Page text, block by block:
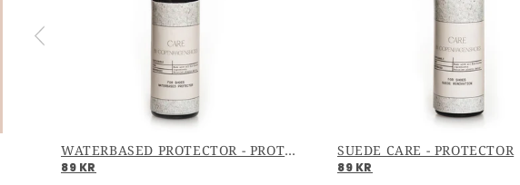
WATERBASED PROTECTOR - PROTECTOR
89 KR
SUEDE CARE - PROTECTOR
89 KR